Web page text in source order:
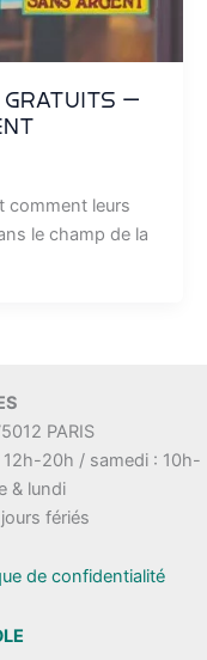
gratuits –
comment leurs
le champ de la
PARIS
12h-20h / samedi : 10h-
& lundi
fériés
de confidentialité